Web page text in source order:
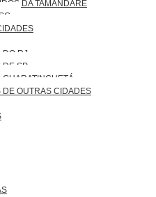
DA TAMANDARÉ
DO RJ
DE SP
DE OUTRAS CIDADES